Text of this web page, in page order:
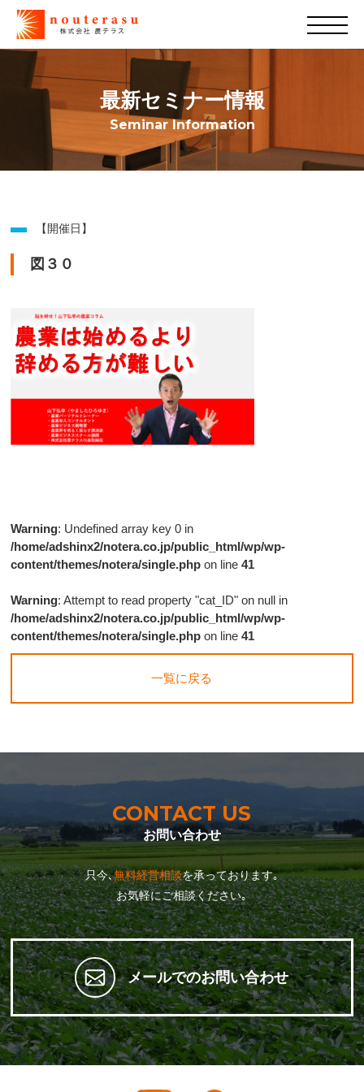
最新セミナー情報
Seminar Information
【開催日】
図３０
Warning: Undefined array key 0 in
/home/adshinx2/notera.co.jp/public_html/wp/wp-
content/themes/notera/single.php on line41
Warning: Attempt to read property "cat_ID" on null in
/home/adshinx2/notera.co.jp/public_html/wp/wp-
content/themes/notera/single.php on line41
一覧に戻る
CONTACT US
お問い合わせ
只今､無料経営相談を承っております｡
お気軽にご相談ください｡
メールでのお問い合わせ